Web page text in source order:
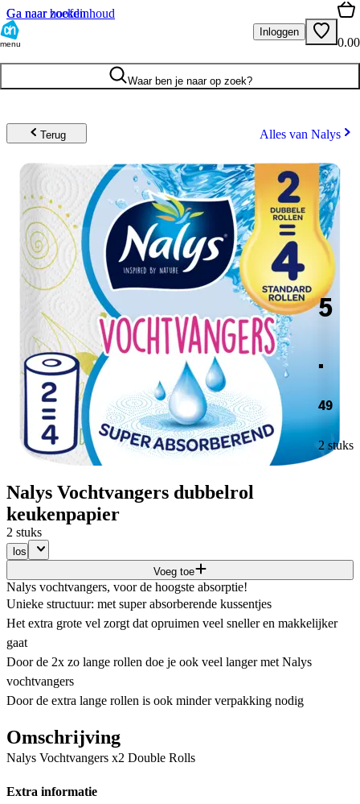
Ga naar hoofdinhoud
Ga naar zoeken
menu
Inloggen
0.00
Waar ben je naar op zoek?
Terug Alles van Nalys
5
.
49
2 stuks
Nalys Vochtvangers dubbelrol
keukenpapier
2 stuks
los
Voeg toe
Nalys vochtvangers, voor de hoogste absorptie!
Unieke structuur: met super absorberende kussentjes
Het extra grote vel zorgt dat opruimen veel sneller en makkelijker
gaat
Door de 2x zo lange rollen doe je ook veel langer met Nalys
vochtvangers
Door de extra lange rollen is ook minder verpakking nodig
Omschrijving
Nalys Vochtvangers x2 Double Rolls
Extra informatie